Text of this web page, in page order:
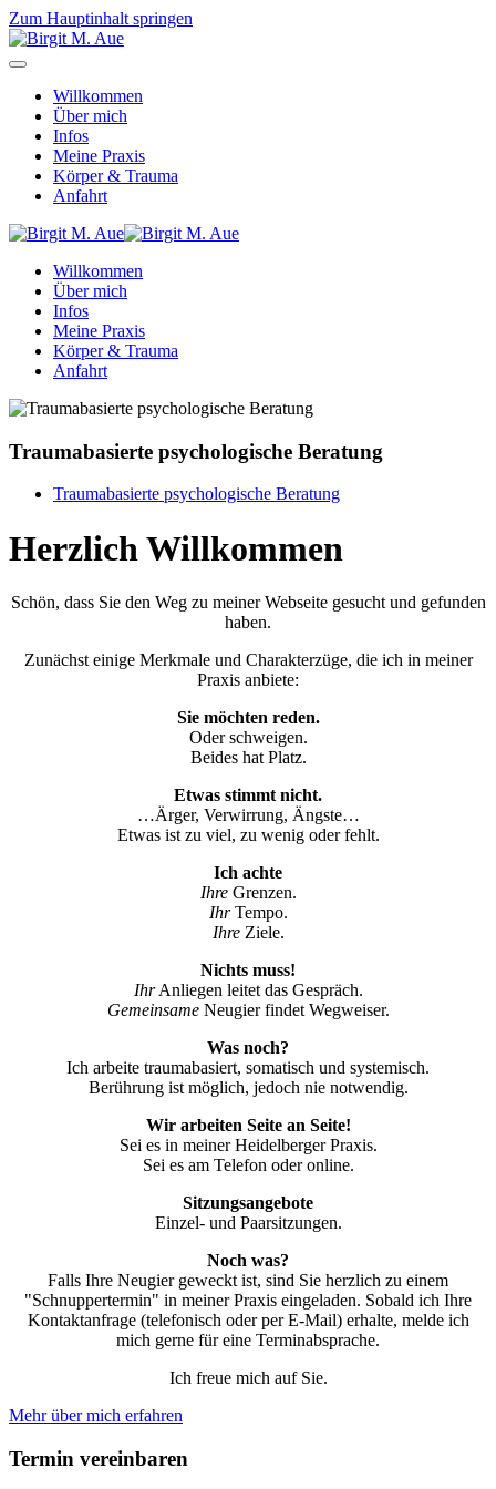
Zum Hauptinhalt springen
Willkommen
Über mich
Infos
Meine Praxis
Körper & Trauma
Anfahrt
Willkommen
Über mich
Infos
Meine Praxis
Körper & Trauma
Anfahrt
Traumabasierte psychologische Beratung
Traumabasierte psychologische Beratung
Herzlich Willkommen
Schön, dass Sie den Weg zu meiner Webseite gesucht und gefunden
haben.
Zunächst einige Merkmale und Charakterzüge, die ich in meiner
Praxis anbiete:
Sie möchten reden.
Oder schweigen.
Beides hat Platz.
Etwas stimmt nicht.
…Ärger, Verwirrung, Ängste…
Etwas ist zu viel, zu wenig oder fehlt.
Ich achte
IhreGrenzen.
IhrTempo.
IhreZiele.
Nichts muss!
IhrAnliegen leitet das Gespräch.
GemeinsameNeugier findet Wegweiser.
Was noch?
Ich arbeite traumabasiert, somatisch und systemisch.
Berührung ist möglich, jedoch nie notwendig.
Wir arbeiten Seite an Seite!
Sei es in meiner Heidelberger Praxis.
Sei es am Telefon oder online.
Sitzungsangebote
Einzel- und Paarsitzungen.
Noch was?
Falls Ihre Neugier geweckt ist, sind Sie herzlich zu einem
"Schnuppertermin" in meiner Praxis eingeladen. Sobald ich Ihre
Kontaktanfrage (telefonisch oder per E-Mail) erhalte, melde ich
mich gerne für eine Terminabsprache.
Ich freue mich auf Sie.
Mehr über mich erfahren
Termin vereinbaren